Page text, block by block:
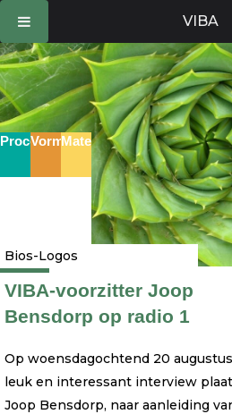
VIBA
de
inhoud
ProcesVormMaterie
Bios-Logos
VIBA-voorzitter Joop
Bensdorp op radio 1
Op woensdagochtend 20
leuk en interessant interview
Joop Bensdorp, naar aanleiding